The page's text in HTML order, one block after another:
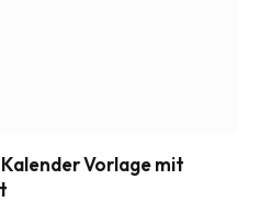
Vorlage mit